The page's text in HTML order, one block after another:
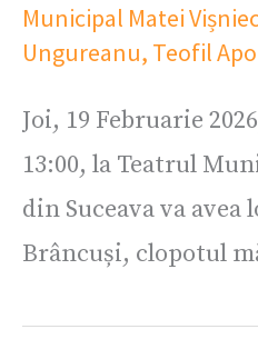
Municipal Matei
Ungureanu, Teofil
Joi, 19 Februarie
13:00, la Teatrul
din Suceava va avea
Brâncuși, clopotul